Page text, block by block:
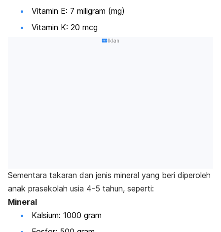
Vitamin E: 7 miligram (mg)
Vitamin K: 20 mcg
Iklan
Sementara takaran dan jenis mineral yang beri diperoleh
anak prasekolah usia 4-5 tahun, seperti:
Mineral
Kalsium: 1000 gram